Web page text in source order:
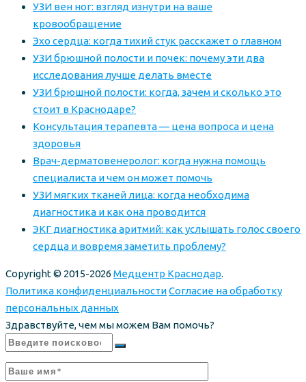
УЗИ вен ног: взгляд изнутри на ваше
кровообращение
Эхо сердца: когда тихий стук расскажет о главном
УЗИ брюшной полости и почек: почему эти два
исследования лучше делать вместе
УЗИ брюшной полости: когда, зачем и сколько это
стоит в Краснодаре?
Консультация терапевта — цена вопроса и цена
здоровья
Врач-дерматовенеролог: когда нужна помощь
специалиста и чем он может помочь
УЗИ мягких тканей лица: когда необходима
диагностика и как она проводится
ЭКГ диагностика аритмий: как услышать голос своего
сердца и вовремя заметить проблему?
Copyright © 2015-2026 Медцентр Краснодар.
Политика конфиденциальностиСогласие на обработку
персональных данных
Здравствуйте, чем мы можем Вам помочь?